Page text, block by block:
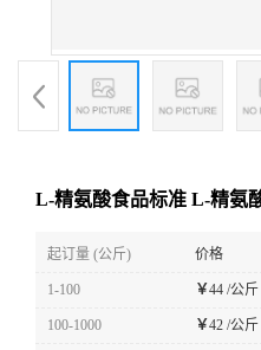
L-精氨酸食品标准 L-精氨
起订量 (公斤) 价格
1-100 ￥44 /公斤
100-1000 ￥42 /公斤